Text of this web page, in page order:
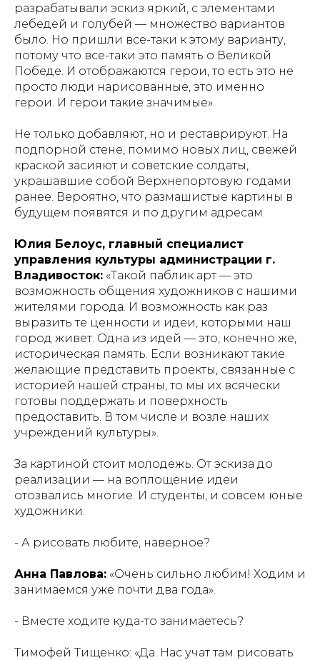
разрабатывали эскиз яркий, с элементами
лебедей и голубей — множество вариантов
было. Но пришли все-таки к этому варианту,
потому что все-таки это память о Великой
Победе. И отображаются герои, то есть это не
просто люди нарисованные, это именно
герои. И герои такие значимые».
Не только добавляют, но и реставрируют. На
подпорной стене, помимо новых лиц, свежей
краской засияют и советские солдаты,
украшавшие собой Верхнепортовую годами
ранее. Вероятно, что размашистые картины в
будущем появятся и по другим адресам.
Юлия Белоус, главный специалист
управления культуры администрации г.
Владивосток: «Такой паблик арт — это
возможность общения художников с нашими
жителями города. И возможность как раз
выразить те ценности и идеи, которыми наш
город живет. Одна из идей — это, конечно же,
историческая память. Если возникают такие
желающие представить проекты, связанные с
историей нашей страны, то мы их всячески
готовы поддержать и поверхность
предоставить. В том числе и возле наших
учреждений культуры».
За картиной стоит молодежь. От эскиза до
реализации — на воплощение идеи
отозвались многие. И студенты, и совсем юные
художники.
- А рисовать любите, наверное?
Анна Павлова: «Очень сильно любим! Ходим и
занимаемся уже почти два года».
- Вместе ходите куда-то занимаетесь?
Тимофей Тищенко: «Да. Нас учат там рисовать